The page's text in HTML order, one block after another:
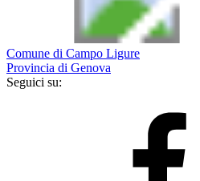
Comune di Campo Ligure
Provincia di Genova
Seguici su: